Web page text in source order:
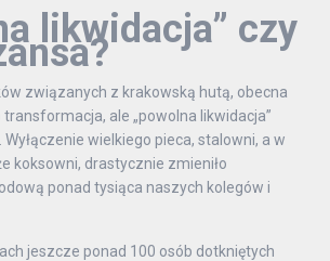
likwidacja” czy
związanych z krakowską hutą, obecna
ale „powolna likwidacja”
wielkiego pieca, stalowni, a w
koksowni, drastycznie zmieniło
ponad tysiąca naszych kolegów i
jeszcze ponad 100 osób dotkniętych